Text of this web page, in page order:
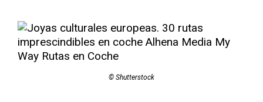
© Shutterstock